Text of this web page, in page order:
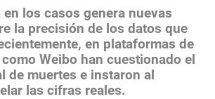
los casos genera nuevas
la precisión de los datos que
en plataformas de
Weibo han cuestionado el
de muertes e instaron al
las cifras reales.